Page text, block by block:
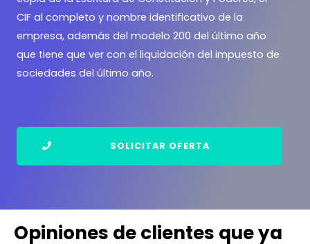
CIF al completo y nombre identificativo de la
empresa, además del modelo 200 del último año
que tiene que ver con el liquidación del impuesto de
sociedades del último año.
SOLICITAR OFERTA
Opiniones de clientes que ya